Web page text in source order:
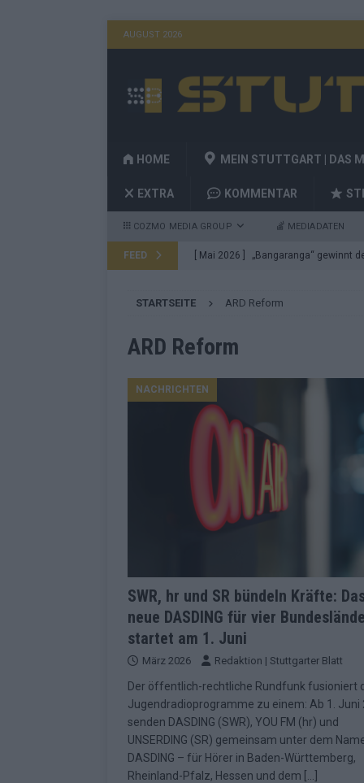
AUGUST 2026
HOME MEIN STUTTGART | DAS
EXTRA KOMMENTAR
COZMO MEDIA GROUP MEDIADATEN
FEED [ Mai 2026 ] „Bangaranga“ gewinnt
[ Mai 2026 ] Von JJ bis Lordi: Das
[ Mai 2026 ]
[ Mai 2026 ] ESC-Finale 2026:
KOMMENTAR
[ Mai 2026 ] „Douze Points“,
EUROVISION
[ Mai 2026 ] ESC-Finale komplett:
Überblick
[ Mai 2026 ] Quoten vor ESC-
überrascht negativ
[ Juni 2026 ] Neue Themenwelt,
EXTRA
[ Mai 2026 ] DARA gewinnt
Fazit zum ESC 2026 KOMMENTAR
STARTSEITE ARD Reform
ARD Reform
NACHRICHTEN
SWR, hr und SR bündeln Kräfte:
neue DASDING für vier
startet am 1. Juni
März 2026 Redaktion | Stuttgarter Blatt
Der öffentlich-rechtliche Rundfunk fusioniert
Jugendradioprogramme zu einem: Ab 1. Juni
senden DASDING (SWR), YOU FM (hr) und
UNSERDING (SR) gemeinsam unter dem
DASDING – für Hörer in Baden-Württemberg,
Rheinland-Pfalz, Hessen und dem